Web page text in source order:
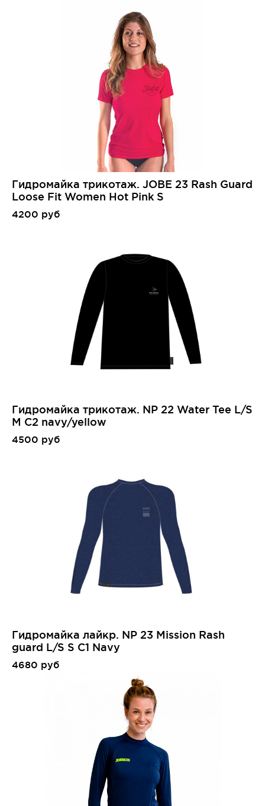
Гидромайка трикотаж. JOBE 23 Rash Guard
Loose Fit Women Hot Pink S
4200 руб
Гидромайка трикотаж. NP 22 Water Tee L/S
M C2 navy/yellow
4500 руб
Гидромайка лайкр. NP 23 Mission Rash
guard L/S S C1 Navy
4680 руб